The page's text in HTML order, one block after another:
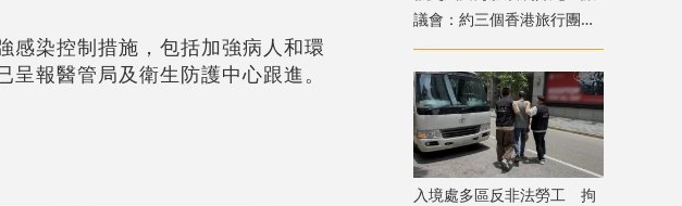
感染控制措施，包括加強病人和環
報醫管局及衛生防護中心跟進。
議會：約三個香港旅行團在
當地全部安全
入境處多區反非法勞工 拘